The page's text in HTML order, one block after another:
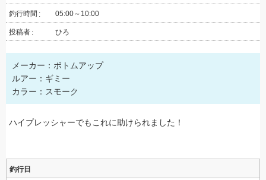
釣行時間 05:00～10:00
投稿者 ひろ
メーカー：ボトムアップ
ルアー：ギミー
カラー：スモーク
ハイプレッシャーでもこれに助けられました！
釣行日